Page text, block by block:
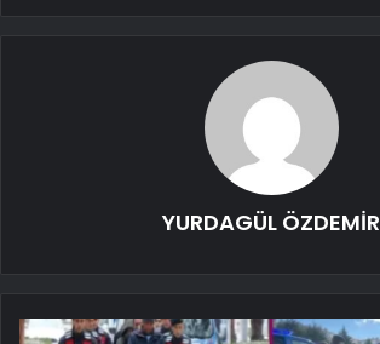
YURDAGÜL ÖZDEMİR